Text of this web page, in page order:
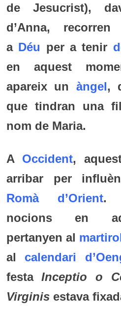
de Jesucrist),
d’Anna,
a Déu per a tenir
en aquest
apareix un àngel,
que tindran una
nom de Maria.
A Occident,
arribar per
Romà d’Orient.
nocions en
pertanyen al
al calendari
festaInceptio o
Virginisestava